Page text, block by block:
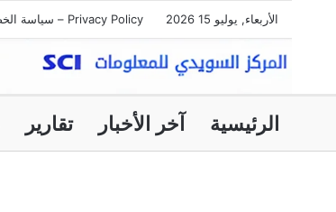
الأربعاء, يوليو 15 2026 Privacy Policy – سياسة الخصوصية
الرئيسية آخر الأخبار تقارير